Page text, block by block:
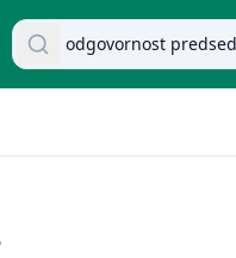
Pretraži dokumente